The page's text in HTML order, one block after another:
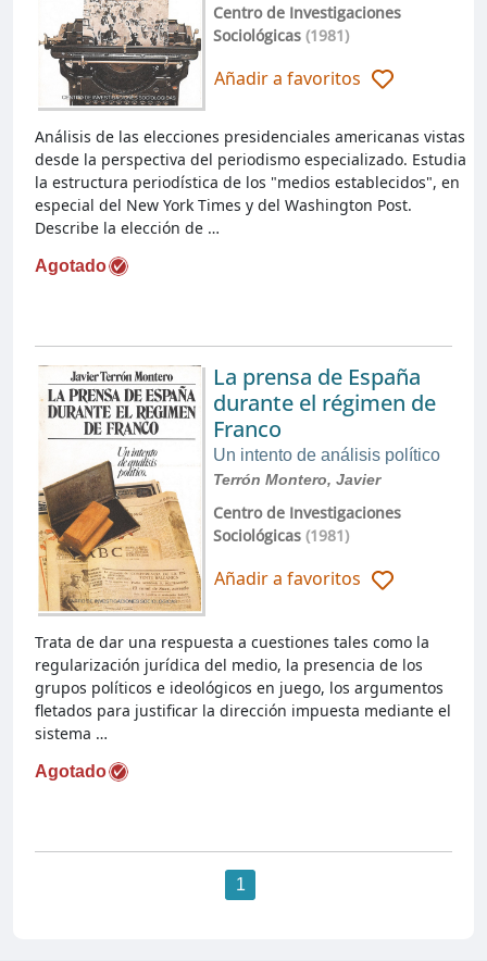
Centro de Investigaciones
Sociológicas(1981)
Añadir a favoritos
Agotado
Análisis de las elecciones presidenciales americanas vistas
desde la perspectiva del periodismo especializado. Estudia
la estructura periodística de los "medios establecidos", en
especial del New York Times y del Washington Post.
Describe la elección de …
La prensa de España
durante el régimen de
Franco
Un intento de análisis político
Terrón Montero, Javier
Centro de Investigaciones
Sociológicas(1981)
Añadir a favoritos
Agotado
Trata de dar una respuesta a cuestiones tales como la
regularización jurídica del medio, la presencia de los
grupos políticos e ideológicos en juego, los argumentos
fletados para justificar la dirección impuesta mediante el
sistema …
1